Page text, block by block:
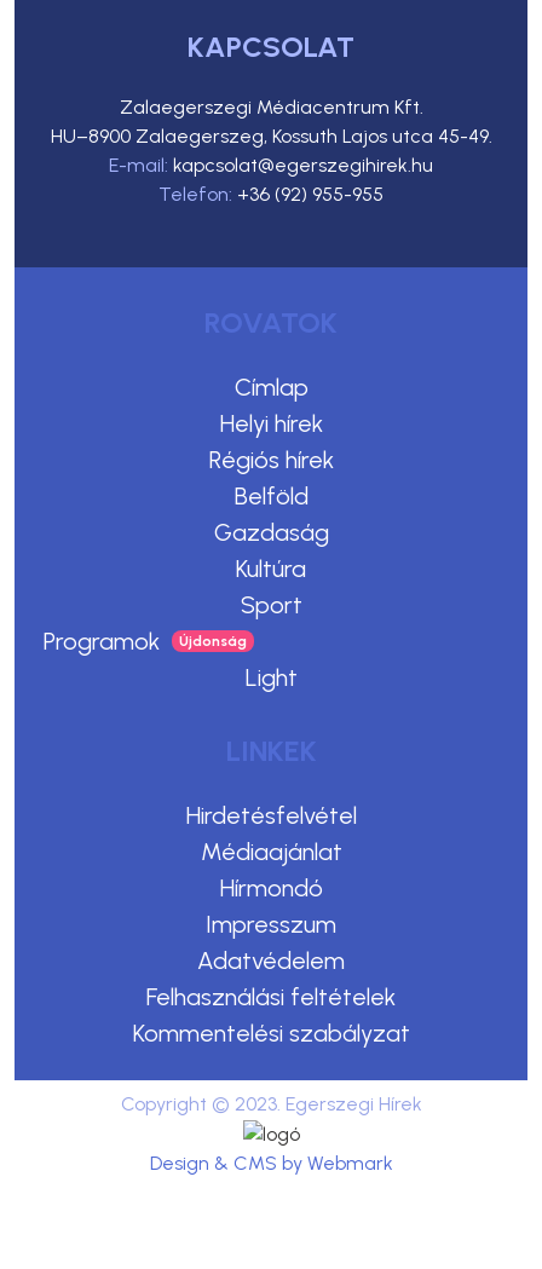
KAPCSOLAT
Zalaegerszegi Médiacentrum Kft.
HU–8900 Zalaegerszeg, Kossuth Lajos utca 45-49.
E-mail: kapcsolat@egerszegihirek.hu
Telefon: +36 (92) 955-955
ROVATOK
Címlap
Helyi hírek
Régiós hírek
Belföld
Gazdaság
Kultúra
Sport
Programok
Light
LINKEK
Hirdetésfelvétel
Médiaajánlat
Hírmondó
Impresszum
Adatvédelem
Felhasználási feltételek
Kommentelési szabályzat
Copyright © 2023. Egerszegi Hírek
Design & CMS by Webmark